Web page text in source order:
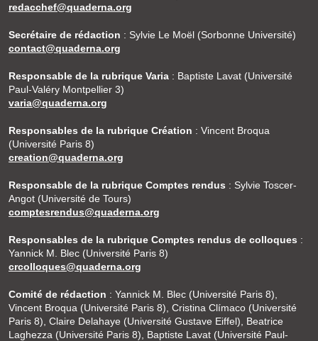
redacchef@quaderna.org
Secrétaire de rédaction : Sylvie Le Moël (Sorbonne Université)
contact@quaderna.org
Responsable de la rubrique Varia : Baptiste Lavat (Université
Paul-Valéry Montpellier 3)
varia@quaderna.org
Responsables de la rubrique Création : Vincent Broqua
(Université Paris 8)
creation@quaderna.org
Responsable de la rubrique Comptes rendus : Sylvie Toscer-
Angot (Université de Tours)
comptesrendus@quaderna.org
Responsables de la rubrique Comptes rendus de colloques :
Yannick M. Blec (Université Paris 8)
crcolloques@quaderna.org
Comité de rédaction : Yannick M. Blec (Université Paris 8),
Vincent Broqua (Université Paris 8), Cristina Clímaco (Université
Paris 8), Claire Delahaye (Université Gustave Eiffel), Beatrice
Laghezza (Université Paris 8), Baptiste Lavat (Université Paul-